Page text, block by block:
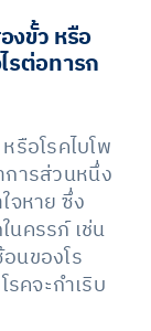
งขั้ว หรือ
รต่อทารก
อโรคไบโพ
ารส่วนหนึ่ง
จหาย ซึ่ง
ครรภ์ เช่น
นของโร
คจะกำเริบ